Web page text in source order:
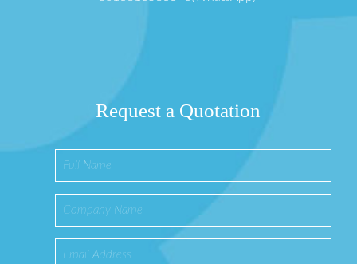
Request a Quotation